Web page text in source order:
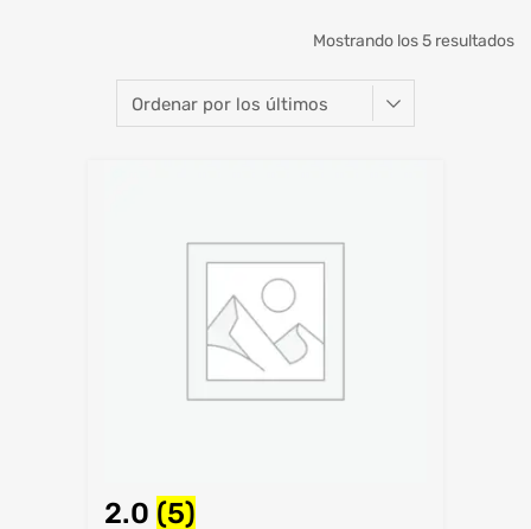
Mostrando los 5 resultados
2.0 (5)